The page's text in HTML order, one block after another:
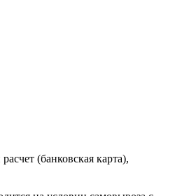
(банковская карта),